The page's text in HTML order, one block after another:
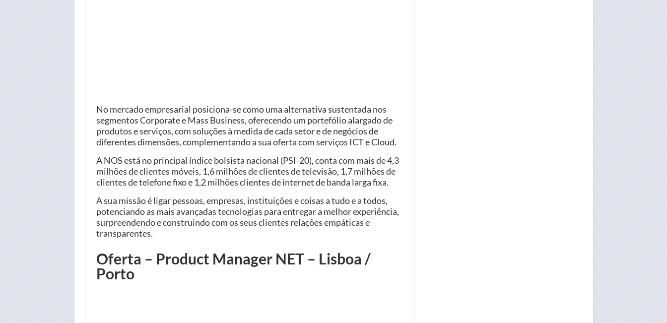
No mercado empresarial posiciona-se como uma alternativa sustentada nos
segmentos Corporate e Mass Business, oferecendo um portefólio alargado de
produtos e serviços, com soluções à medida de cada setor e de negócios de
diferentes dimensões, complementando a sua oferta com serviços ICT e Cloud.
A NOS está no principal índice bolsista nacional (PSI-20), conta com mais de 4,3
milhões de clientes móveis, 1,6 milhões de clientes de televisão, 1,7 milhões de
clientes de telefone fixo e 1,2 milhões clientes de internet de banda larga fixa.
A sua missão é ligar pessoas, empresas, instituições e coisas a tudo e a todos,
potenciando as mais avançadas tecnologias para entregar a melhor experiência,
surpreendendo e construindo com os seus clientes relações empáticas e
transparentes.
Oferta – Product Manager NET – Lisboa /
Porto